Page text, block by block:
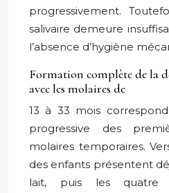
progressivement.
salivaire demeure
l’absence d’hygiène
Formation complète de la
avec les molaires de
13 à 33 mois
progressive des
molaires temporaires.
des enfants présentent
lait, puis les quatre